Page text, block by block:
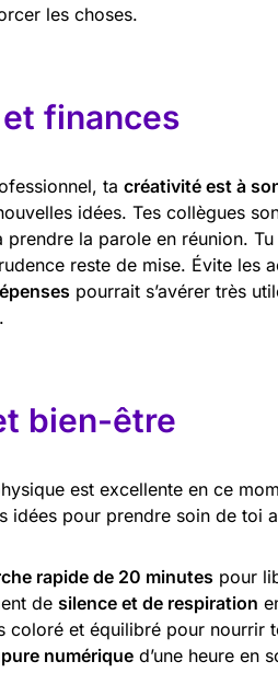
les choses.
finances
ta créativité est à
idées. Tes collègues
prendre la parole en réunion.
reste de mise. Évite les
pourrait s’avérer très
bien-être
est excellente en ce
idées pour prendre soin de toi
rapide de 20 minutes pour
de silence et de respiration
coloré et équilibré pour nourrir
numérique d’une heure en